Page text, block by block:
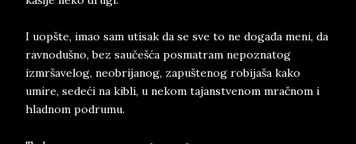
I uopšte, imao sam utisak da se sve to ne događa meni, da
ravnodušno, bez saučešća posmatram nepoznatog
izmršavelog, neobrijanog, zapuštenog robijaša kako
umire, sedeći na kibli, u nekom tajanstvenom mračnom i
hladnom podrumu.